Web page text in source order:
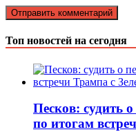
Топ новостей на сегодня
Песков: судить
по итогам